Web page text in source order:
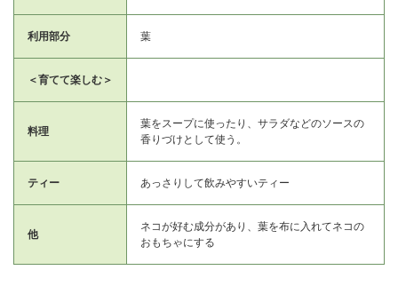
利用部分 葉
＜育てて楽しむ＞
料理
葉をスープに使ったり、サラダなどのソースの
香りづけとして使う。
ティー あっさりして飲みやすいティー
他
ネコが好む成分があり、葉を布に入れてネコの
おもちゃにする